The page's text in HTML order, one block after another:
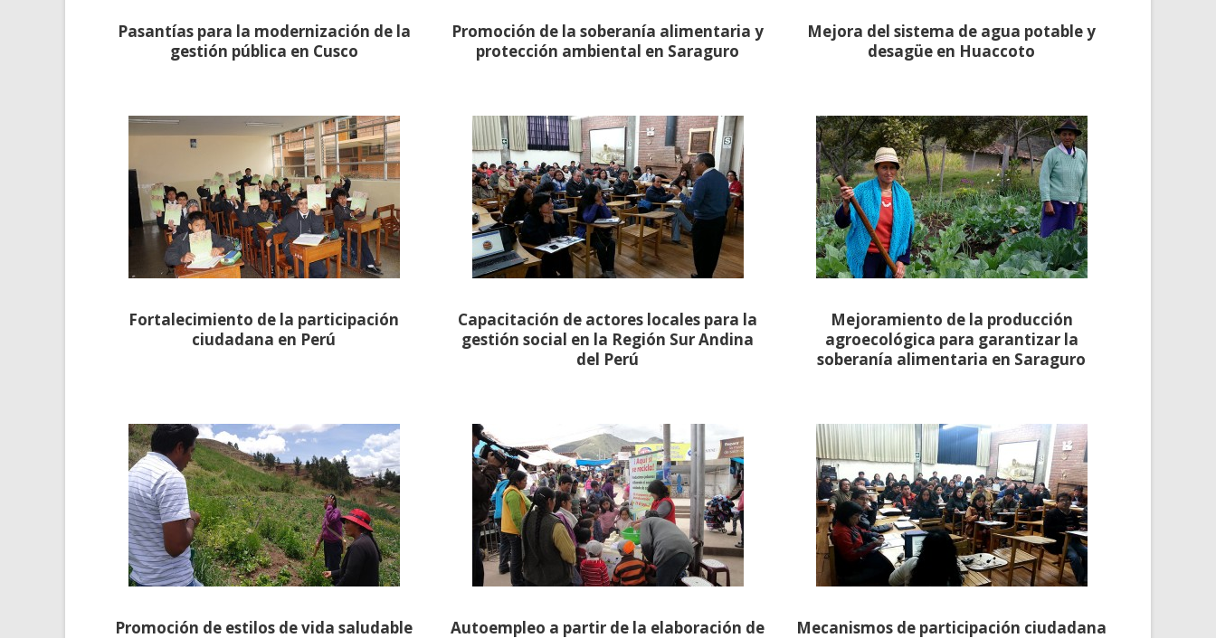
Pasantías para la modernización de la
gestión pública en Cusco
Promoción de la soberanía alimentaria y
protección ambiental en Saraguro
Mejora del sistema de agua potable y
desagüe en Huaccoto
Fortalecimiento de la participación
ciudadana en Perú
Capacitación de actores locales para la
gestión social en la Región Sur Andina
del Perú
Mejoramiento de la producción
agroecológica para garantizar la
soberanía alimentaria en Saraguro
Promoción de estilos de vida saludable
Autoempleo a partir de la elaboración de
Mecanismos de participación ciudadana